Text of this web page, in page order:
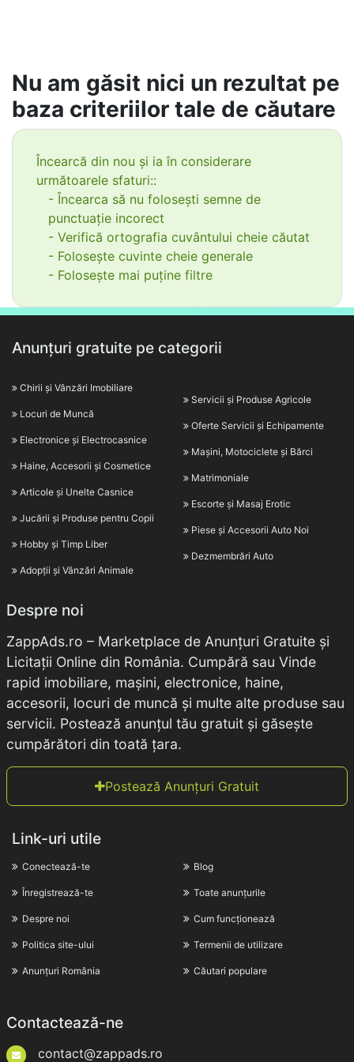
Nu am găsit nici un rezultat pe
baza criteriilor tale de căutare
Încearcă din nou și ia în considerare
următoarele sfaturi::
- Încearca să nu folosești semne de
punctuație incorect
- Verifică ortografia cuvântului cheie căutat
- Folosește cuvinte cheie generale
- Folosește mai puține filtre
Anunțuri gratuite pe categorii
Chirii și Vânzări Imobiliare
Locuri de Muncă
Electronice și Electrocasnice
Haine, Accesorii și Cosmetice
Articole și Unelte Casnice
Jucării și Produse pentru Copii
Hobby și Timp Liber
Adopții și Vânzări Animale
Servicii și Produse Agricole
Oferte Servicii și Echipamente
Mașini, Motociclete și Bărci
Matrimoniale
Escorte și Masaj Erotic
Piese și Accesorii Auto Noi
Dezmembrări Auto
Despre noi
ZappAds.ro – Marketplace de Anunțuri Gratuite și
Licitații Online din România. Cumpără sau Vinde
rapid imobiliare, mașini, electronice, haine,
accesorii, locuri de muncă și multe alte produse sau
servicii. Postează anunțul tău gratuit și găsește
cumpărători din toată țara.
Postează Anunțuri Gratuit
Link-uri utile
Conectează-te
Înregistrează-te
Despre noi
Politica site-ului
Anunțuri România
Blog
Toate anunțurile
Cum funcționează
Termenii de utilizare
Căutari populare
Contactează-ne
contact@zappads.ro